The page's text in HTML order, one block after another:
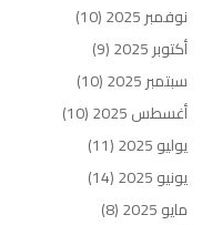
نوفمبر 2025
(10)
أكتوبر 2025
(9)
سبتمبر 2025
(10)
أغسطس 2025
(10)
يوليو 2025
(11)
يونيو 2025
(14)
مايو 2025
(8)